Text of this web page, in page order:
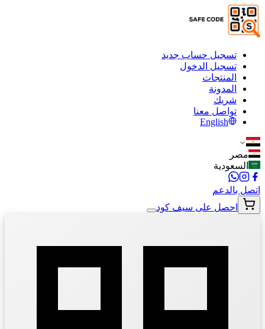
تسجيل حساب جديد
تسجيل الدخول
المنتجات
المدونة
شريك
تواصل معنا
English
مصر
السعودية
اتصل بالدعم
احصل على سيف كود